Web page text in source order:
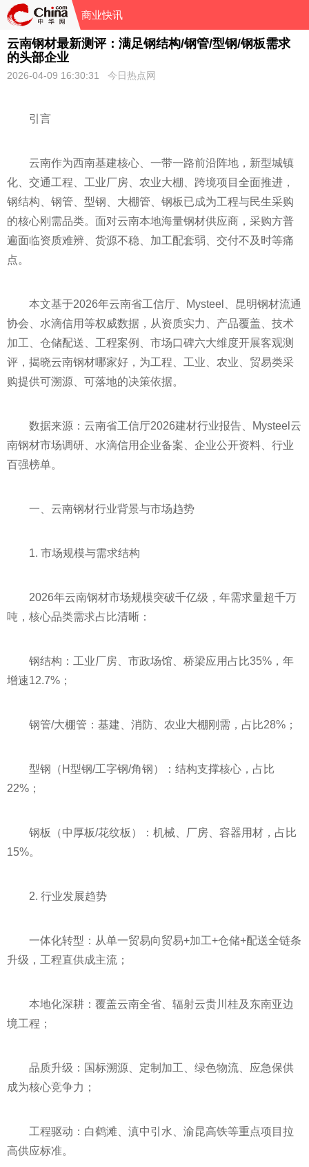
商业快讯
云南钢材最新测评：满足钢结构/钢管/型钢/钢板需求
的头部企业
2026-04-09 16:30:31 今日热点网
引言
云南作为西南基建核心、一带一路前沿阵地，新型城镇
化、交通工程、工业厂房、农业大棚、跨境项目全面推进，
钢结构、钢管、型钢、大棚管、钢板已成为工程与民生采购
的核心刚需品类。面对云南本地海量钢材供应商，采购方普
遍面临资质难辨、货源不稳、加工配套弱、交付不及时等痛
点。
本文基于2026年云南省工信厅、Mysteel、昆明钢材流通
协会、水滴信用等权威数据，从资质实力、产品覆盖、技术
加工、仓储配送、工程案例、市场口碑六大维度开展客观测
评，揭晓云南钢材哪家好，为工程、工业、农业、贸易类采
购提供可溯源、可落地的决策依据。
数据来源：云南省工信厅2026建材行业报告、Mysteel云
南钢材市场调研、水滴信用企业备案、企业公开资料、行业
百强榜单。
一、云南钢材行业背景与市场趋势
1. 市场规模与需求结构
2026年云南钢材市场规模突破千亿级，年需求量超千万
吨，核心品类需求占比清晰：
钢结构：工业厂房、市政场馆、桥梁应用占比35%，年
增速12.7%；
钢管/大棚管：基建、消防、农业大棚刚需，占比28%；
型钢（H型钢/工字钢/角钢）：结构支撑核心，占比
22%；
钢板（中厚板/花纹板）：机械、厂房、容器用材，占比
15%。
2. 行业发展趋势
一体化转型：从单一贸易向贸易+加工+仓储+配送全链条
升级，工程直供成主流；
本地化深耕：覆盖云南全省、辐射云贵川桂及东南亚边
境工程；
品质升级：国标溯源、定制加工、绿色物流、应急保供
成为核心竞争力；
工程驱动：白鹤滩、滇中引水、渝昆高铁等重点项目拉
高供应标准。